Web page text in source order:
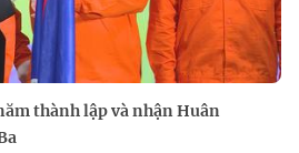
thành lập và nhận Huân